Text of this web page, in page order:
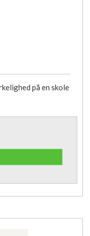
på en skole